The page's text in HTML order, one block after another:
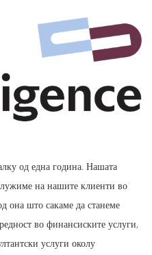
од една година. Нашата
на нашите клиенти во
она што сакаме да станеме
во финансиските услуги,
услуги околу